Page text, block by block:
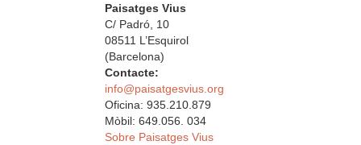
Paisatges Vius
C/ Padró, 10
08511 L’Esquirol
(Barcelona)
Contacte:
info@paisatgesvius.org
Oficina: 935.210.879
Mòbil: 649.056. 034
Sobre Paisatges Vius